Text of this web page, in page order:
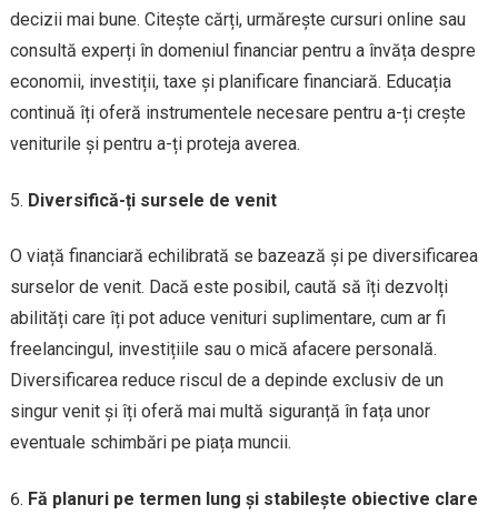
decizii mai bune. Citește cărți, urmărește cursuri online sau
consultă experți în domeniul financiar pentru a învăța despre
economii, investiții, taxe și planificare financiară. Educația
continuă îți oferă instrumentele necesare pentru a-ți crește
veniturile și pentru a-ți proteja averea.
Diversifică-ți sursele de venit
O viață financiară echilibrată se bazează și pe diversificarea
surselor de venit. Dacă este posibil, caută să îți dezvolți
abilități care îți pot aduce venituri suplimentare, cum ar fi
freelancingul, investițiile sau o mică afacere personală.
Diversificarea reduce riscul de a depinde exclusiv de un
singur venit și îți oferă mai multă siguranță în fața unor
eventuale schimbări pe piața muncii.
Fă planuri pe termen lung și stabilește obiective clare